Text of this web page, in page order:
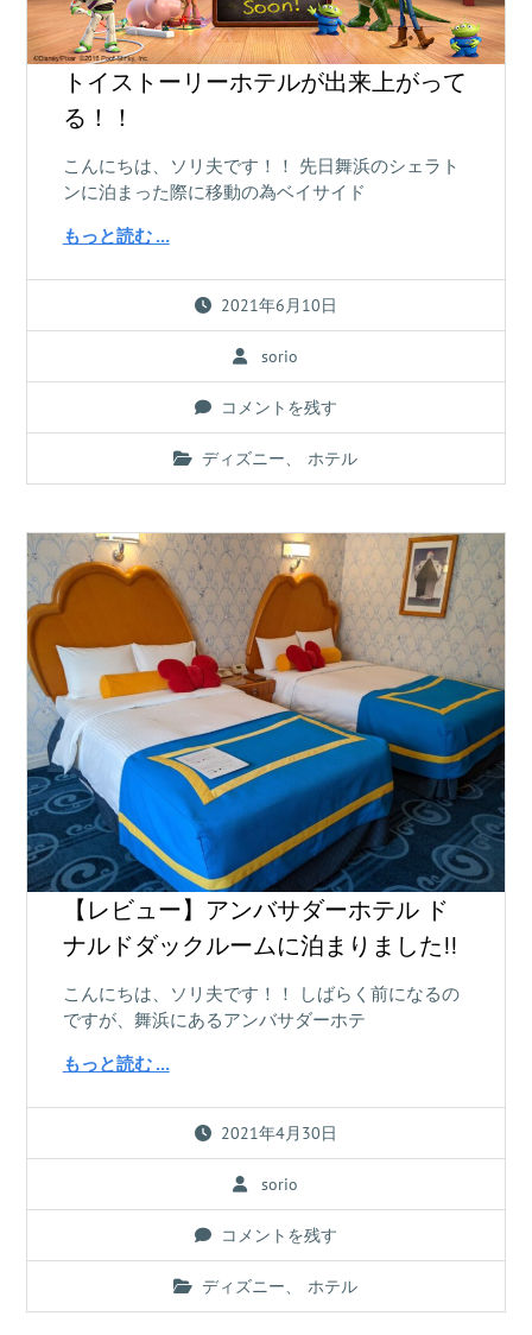
トイストーリーホテルが出来上がって
る！！
こんにちは、ソリ夫です！！ 先日舞浜のシェラト
ンに泊まった際に移動の為ベイサイド
もっと読む …
2021年6月10日
sorio
コメントを残す
ディズニー、 ホテル
【レビュー】アンバサダーホテル ド
ナルドダックルームに泊まりました!!
こんにちは、ソリ夫です！！ しばらく前になるの
ですが、舞浜にあるアンバサダーホテ
もっと読む …
2021年4月30日
sorio
コメントを残す
ディズニー、 ホテル